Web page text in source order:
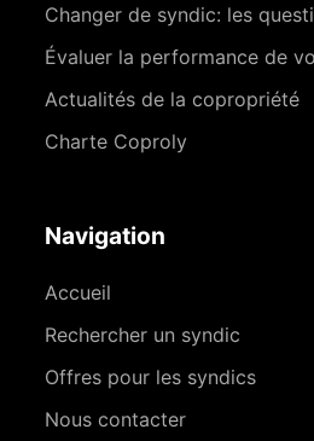
Changer de syndic: les
Évaluer la performance de
Actualités de la copropriété
Charte Coproly
Navigation
Accueil
Rechercher un syndic
Offres pour les syndics
Nous contacter